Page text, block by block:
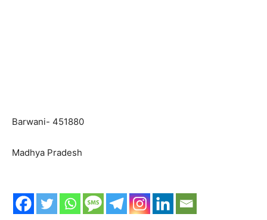
Barwani- 451880
Madhya Pradesh